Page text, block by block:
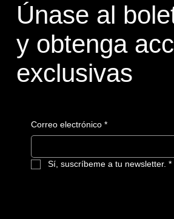
Únase al
y obtenga
exclusivas
Correo electrónico *
Sí, suscríbeme a tu newsletter. *